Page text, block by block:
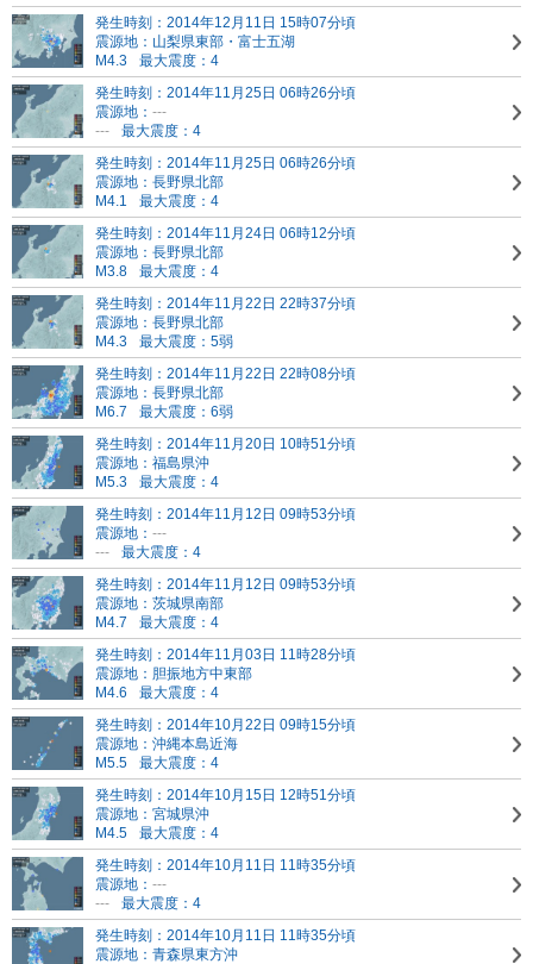
発生時刻：2014年12月11日 15時07分頃
震源地：山梨県東部・富士五湖
M4.3
最大震度：4
発生時刻：2014年11月25日 06時26分頃
震源地： ---
---
最大震度：4
発生時刻：2014年11月25日 06時26分頃
震源地：長野県北部
M4.1
最大震度：4
発生時刻：2014年11月24日 06時12分頃
震源地：長野県北部
M3.8
最大震度：4
発生時刻：2014年11月22日 22時37分頃
震源地：長野県北部
M4.3
最大震度：5弱
発生時刻：2014年11月22日 22時08分頃
震源地：長野県北部
M6.7
最大震度：6弱
発生時刻：2014年11月20日 10時51分頃
震源地：福島県沖
M5.3
最大震度：4
発生時刻：2014年11月12日 09時53分頃
震源地： ---
---
最大震度：4
発生時刻：2014年11月12日 09時53分頃
震源地：茨城県南部
M4.7
最大震度：4
発生時刻：2014年11月03日 11時28分頃
震源地：胆振地方中東部
M4.6
最大震度：4
発生時刻：2014年10月22日 09時15分頃
震源地：沖縄本島近海
M5.5
最大震度：4
発生時刻：2014年10月15日 12時51分頃
震源地：宮城県沖
M4.5
最大震度：4
発生時刻：2014年10月11日 11時35分頃
震源地： ---
---
最大震度：4
発生時刻：2014年10月11日 11時35分頃
震源地：青森県東方沖